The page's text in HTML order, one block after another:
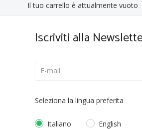
Il tuo carrello è attualmente vuoto
Iscriviti alla
Seleziona la lingua preferita
Italiano English